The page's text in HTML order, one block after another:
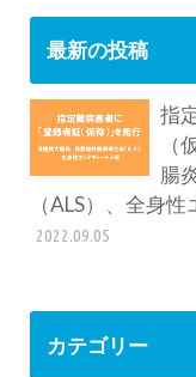
最新の投稿
指
（
腸
（ALS）、全身
2022.09.05
カテゴリー